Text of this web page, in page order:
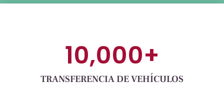
TRANSFERENCIA DE VEHÍCULOS
10,000+